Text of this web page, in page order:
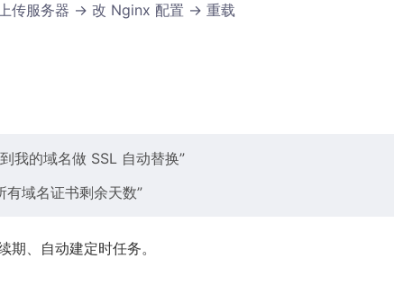
传服务器 → 改 Nginx 配置 → 重载
我的域名做 SSL 自动替换”
域名证书剩余天数”
期、自动建定时任务。